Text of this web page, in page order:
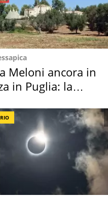
Meloni ancora in
in Puglia: la